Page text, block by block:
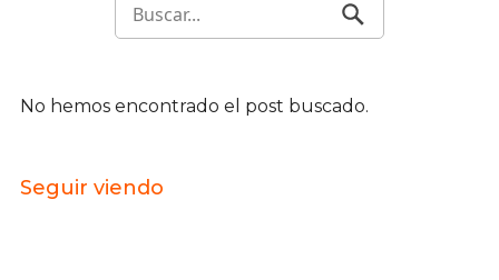
No hemos encontrado el post buscado.
Seguir viendo